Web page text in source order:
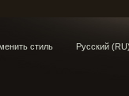
стиль Русский